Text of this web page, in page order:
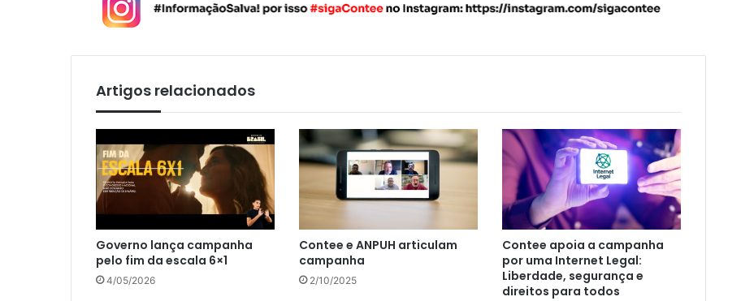
Artigos relacionados
Governo lança campanha
pelo fim da escala 6×1
4/05/2026
Contee e ANPUH articulam
campanha
2/10/2025
Contee apoia a campanha
por uma Internet Legal:
Liberdade, segurança e
direitos para todos